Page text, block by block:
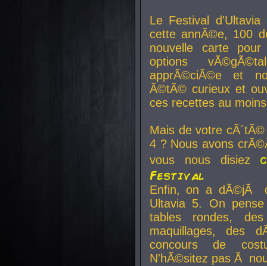
Le Festival
cette annÃ©e, 100
nouvelle carte
options
apprÃ©ciÃ©e et
Ã©tÃ© curieux et
ces recettes au
Mais de votre
4 ? Nous avons
vous nous disiez
Festival
Enfin, on a dÃ©jÃ
Ultavia 5. On
tables rondes,
maquillages, des
concours de
N'hÃ©sitez pas Ã